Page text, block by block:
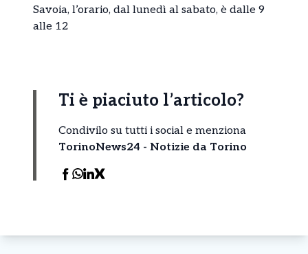
Savoia, l’orario, dal lunedì al sabato, è dalle 9
alle 12
Ti è piaciuto l’articolo?
Condivilo su tutti i social e menziona
TorinoNews24 - Notizie da Torino